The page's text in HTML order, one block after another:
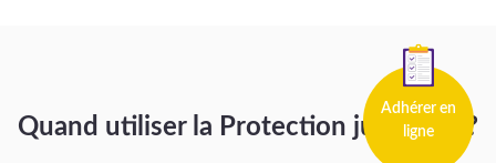
Adhérer en
ligne
Quand utiliser la Protection juridique ?